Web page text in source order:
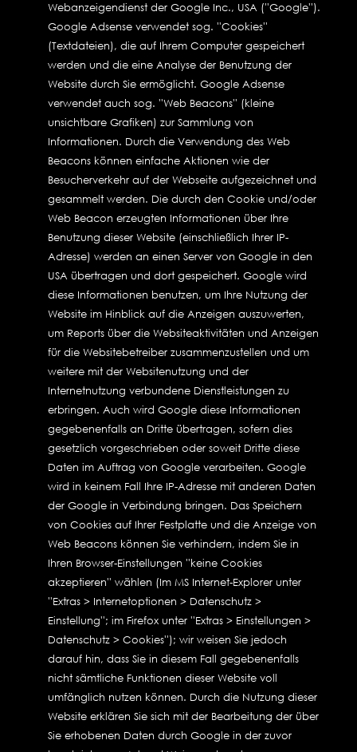
Webanzeigendienst der Google Inc., USA (''Google'').
Google Adsense verwendet sog. ''Cookies''
(Textdateien), die auf Ihrem Computer gespeichert
werden und die eine Analyse der Benutzung der
Website durch Sie ermöglicht. Google Adsense
verwendet auch sog. ''Web Beacons'' (kleine
unsichtbare Grafiken) zur Sammlung von
Informationen. Durch die Verwendung des Web
Beacons können einfache Aktionen wie der
Besucherverkehr auf der Webseite aufgezeichnet und
gesammelt werden. Die durch den Cookie und/oder
Web Beacon erzeugten Informationen über Ihre
Benutzung dieser Website (einschließlich Ihrer IP-
Adresse) werden an einen Server von Google in den
USA übertragen und dort gespeichert. Google wird
diese Informationen benutzen, um Ihre Nutzung der
Website im Hinblick auf die Anzeigen auszuwerten,
um Reports über die Websiteaktivitäten und Anzeigen
für die Websitebetreiber zusammenzustellen und um
weitere mit der Websitenutzung und der
Internetnutzung verbundene Dienstleistungen zu
erbringen. Auch wird Google diese Informationen
gegebenenfalls an Dritte übertragen, sofern dies
gesetzlich vorgeschrieben oder soweit Dritte diese
Daten im Auftrag von Google verarbeiten. Google
wird in keinem Fall Ihre IP-Adresse mit anderen Daten
der Google in Verbindung bringen. Das Speichern
von Cookies auf Ihrer Festplatte und die Anzeige von
Web Beacons können Sie verhindern, indem Sie in
Ihren Browser-Einstellungen ''keine Cookies
akzeptieren'' wählen (Im MS Internet-Explorer unter
''Extras > Internetoptionen > Datenschutz >
Einstellung''; im Firefox unter ''Extras > Einstellungen >
Datenschutz > Cookies''); wir weisen Sie jedoch
darauf hin, dass Sie in diesem Fall gegebenenfalls
nicht sämtliche Funktionen dieser Website voll
umfänglich nutzen können. Durch die Nutzung dieser
Website erklären Sie sich mit der Bearbeitung der über
Sie erhobenen Daten durch Google in der zuvor